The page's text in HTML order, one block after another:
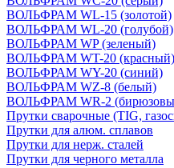
ВОЛЬФРАМ WL-15 (золотой)
ВОЛЬФРАМ WL-20 (голубой)
ВОЛЬФРАМ WP (зеленый)
ВОЛЬФРАМ WT-20 (красный)
ВОЛЬФРАМ WY-20 (синий)
ВОЛЬФРАМ WZ-8 (белый)
ВОЛЬФРАМ WR-2
Прутки сварочные (TIG,
Прутки для алюм. сплавов
Прутки для нерж. сталей
Прутки для черного металла